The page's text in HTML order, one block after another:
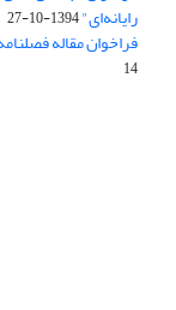
رایانه‌ای"1394-10-27
فراخوان مقاله فصلنامه
14